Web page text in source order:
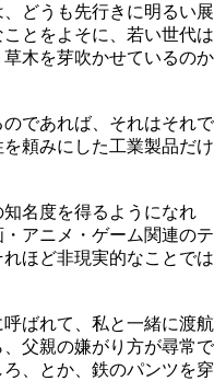
どうも先行きに明るい展
とをよそに、若い世代は
木を芽吹かせているのか
であれば、それはそれで
頼みにした工業製品だけ
名度を得るようになれ
アニメ・ゲーム関連のテ
ほど非現実的なことでは
ばれて、私と一緒に渡航
父親の嫌がり方が尋常で
、とか、鉄のパンツを穿